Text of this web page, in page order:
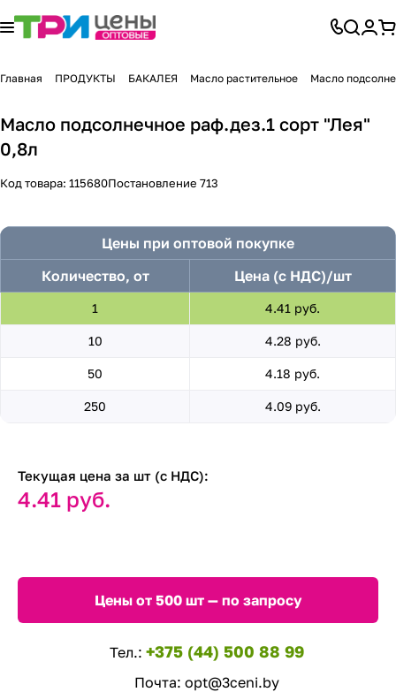
Главная ПРОДУКТЫ БАКАЛЕЯ Масло растительное Масло
Масло подсолнечное раф.дез.1 сорт "Лея"
0,8л
Код товара: 115680Постановление 713
Цены при оптовой покупке
Количество, от
Цена (с НДС)/шт
1 4.41 руб.
10 4.28 руб.
50 4.18 руб.
250 4.09 руб.
Текущая цена за шт (с НДС):
4.41 руб.
Цены от 500 шт — по запросу
Тел.: +375 (44) 500 88 99
Почта: opt@3ceni.by